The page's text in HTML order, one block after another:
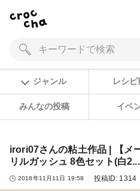
ジャンル レシ
みんなの投稿 イベ
irori07さんの粘土作品 | 【メ
リルガッシュ 8色セット(白2...
2018年11月11日 19:58 投稿ID: 1314